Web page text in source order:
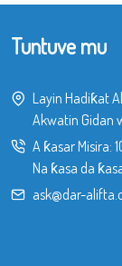
Tuntuve mu
Layin Hadiƙat
Akwatin Gidan
A ƙasar Misira:
Na ƙasa da
ask@dar-